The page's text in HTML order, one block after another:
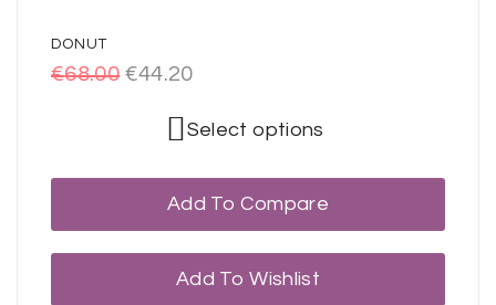
DONUT
€68.00 €44.20
Select options
Add To Compare
Add To Wishlist